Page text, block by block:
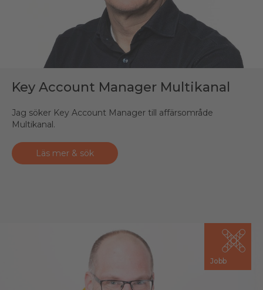
Key Account Manager Multikanal
Jag söker Key Account Manager till affärsområde
Multikanal.
Läs mer & sök
Jobb